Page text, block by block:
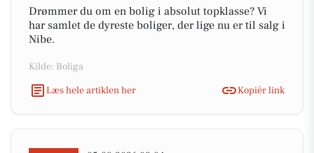
Drømmer du om en bolig i absolut topklasse? Vi
har samlet de dyreste boliger, der lige nu er til salg i
Nibe.
Kilde: Boliga
Læs hele artiklen her
Kopiér link